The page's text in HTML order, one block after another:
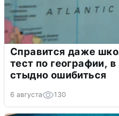
Справится даже
тест по географии,
стыдно ошибиться
6 августа 130